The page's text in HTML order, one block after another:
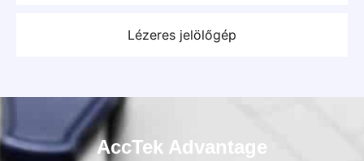
Lézeres jelölőgép
AccTek Advantage